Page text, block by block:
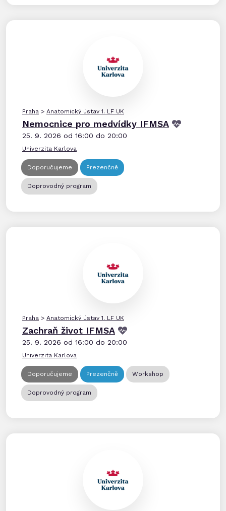
Praha > Anatomický ústav 1. LF UK
Nemocnice pro medvídky IFMSA
25. 9. 2026 od 16:00 do 20:00
Univerzita Karlova
Doporučujeme Prezenčně
Doprovodný program
Praha > Anatomický ústav 1. LF UK
Zachraň život IFMSA
25. 9. 2026 od 16:00 do 20:00
Univerzita Karlova
Doporučujeme Prezenčně Workshop
Doprovodný program